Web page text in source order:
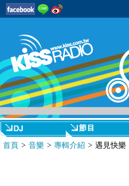
首頁 > 音樂 > 專輯介紹 > 遇見快樂